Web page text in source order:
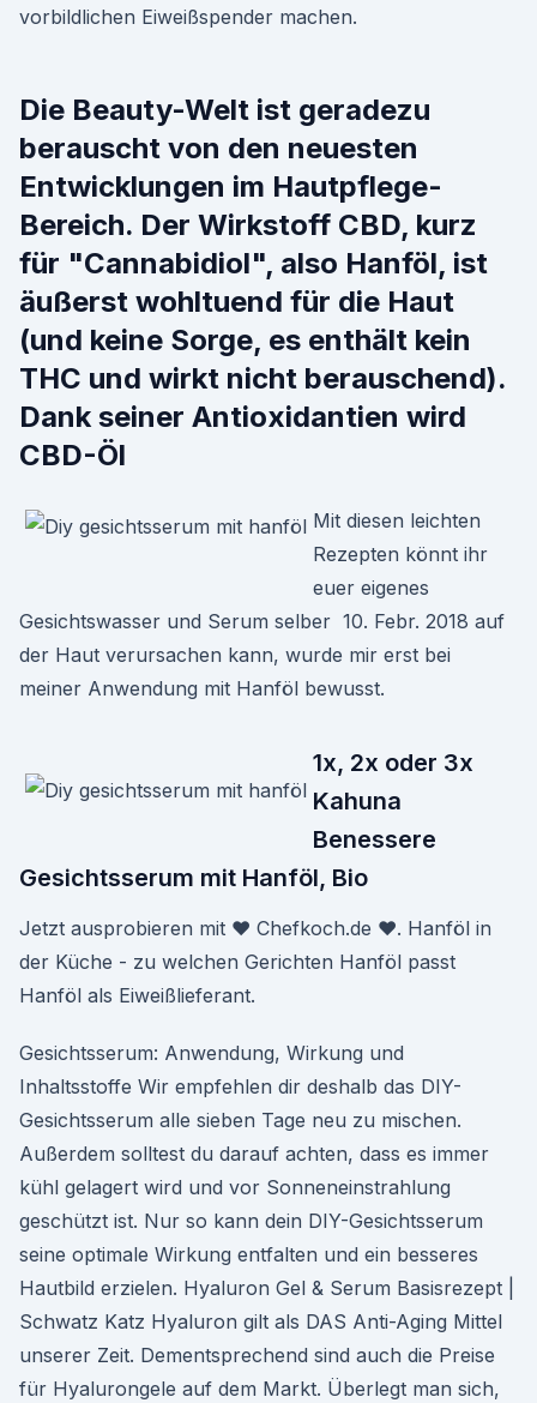
vorbildlichen Eiweißspender machen.
Die Beauty-Welt ist geradezu
berauscht von den neuesten
Entwicklungen im Hautpflege-
Bereich. Der Wirkstoff CBD, kurz
für "Cannabidiol", also Hanföl, ist
äußerst wohltuend für die Haut
(und keine Sorge, es enthält kein
THC und wirkt nicht berauschend).
Dank seiner Antioxidantien wird
CBD-Öl
Mit diesen leichten
Rezepten könnt ihr
euer eigenes
Gesichtswasser und Serum selber 10. Febr. 2018 auf
der Haut verursachen kann, wurde mir erst bei
meiner Anwendung mit Hanföl bewusst.
1x, 2x oder 3x
Kahuna
Benessere
Gesichtsserum mit Hanföl, Bio
Jetzt ausprobieren mit ♥ Chefkoch.de ♥. Hanföl in
der Küche - zu welchen Gerichten Hanföl passt
Hanföl als Eiweißlieferant.
Gesichtsserum: Anwendung, Wirkung und
Inhaltsstoffe Wir empfehlen dir deshalb das DIY-
Gesichtsserum alle sieben Tage neu zu mischen.
Außerdem solltest du darauf achten, dass es immer
kühl gelagert wird und vor Sonneneinstrahlung
geschützt ist. Nur so kann dein DIY-Gesichtsserum
seine optimale Wirkung entfalten und ein besseres
Hautbild erzielen. Hyaluron Gel & Serum Basisrezept |
Schwatz Katz Hyaluron gilt als DAS Anti-Aging Mittel
unserer Zeit. Dementsprechend sind auch die Preise
für Hyalurongele auf dem Markt. Überlegt man sich,